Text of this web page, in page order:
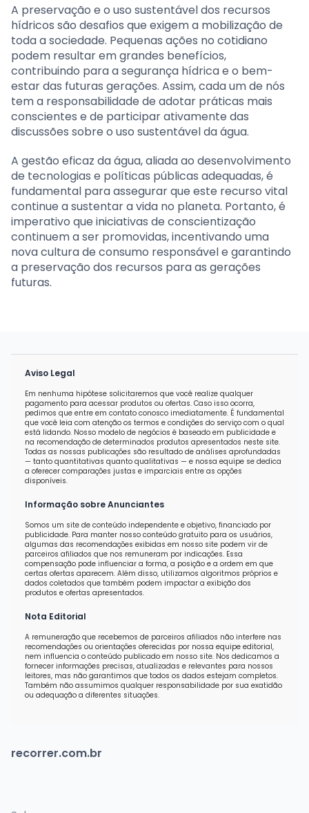
A preservação e o uso sustentável dos recursos
hídricos são desafios que exigem a mobilização de
toda a sociedade. Pequenas ações no cotidiano
podem resultar em grandes benefícios,
contribuindo para a segurança hídrica e o bem-
estar das futuras gerações. Assim, cada um de nós
tem a responsabilidade de adotar práticas mais
conscientes e de participar ativamente das
discussões sobre o uso sustentável da água.
A gestão eficaz da água, aliada ao desenvolvimento
de tecnologias e políticas públicas adequadas, é
fundamental para assegurar que este recurso vital
continue a sustentar a vida no planeta. Portanto, é
imperativo que iniciativas de conscientização
continuem a ser promovidas, incentivando uma
nova cultura de consumo responsável e garantindo
a preservação dos recursos para as gerações
futuras.
Aviso Legal
Em nenhuma hipótese solicitaremos que você realize qualquer
pagamento para acessar produtos ou ofertas. Caso isso ocorra,
pedimos que entre em contato conosco imediatamente. É fundamental
que você leia com atenção os termos e condições do serviço com o qual
está lidando. Nosso modelo de negócios é baseado em publicidade e
na recomendação de determinados produtos apresentados neste site.
Todas as nossas publicações são resultado de análises aprofundadas
— tanto quantitativas quanto qualitativas — e nossa equipe se dedica
a oferecer comparações justas e imparciais entre as opções
disponíveis.
Informação sobre Anunciantes
Somos um site de conteúdo independente e objetivo, financiado por
publicidade. Para manter nosso conteúdo gratuito para os usuários,
algumas das recomendações exibidas em nosso site podem vir de
parceiros afiliados que nos remuneram por indicações. Essa
compensação pode influenciar a forma, a posição e a ordem em que
certas ofertas aparecem. Além disso, utilizamos algoritmos próprios e
dados coletados que também podem impactar a exibição dos
produtos e ofertas apresentados.
Nota Editorial
A remuneração que recebemos de parceiros afiliados não interfere nas
recomendações ou orientações oferecidas por nossa equipe editorial,
nem influencia o conteúdo publicado em nosso site. Nos dedicamos a
fornecer informações precisas, atualizadas e relevantes para nossos
leitores, mas não garantimos que todos os dados estejam completos.
Também não assumimos qualquer responsabilidade por sua exatidão
ou adequação a diferentes situações.
recorrer.com.br